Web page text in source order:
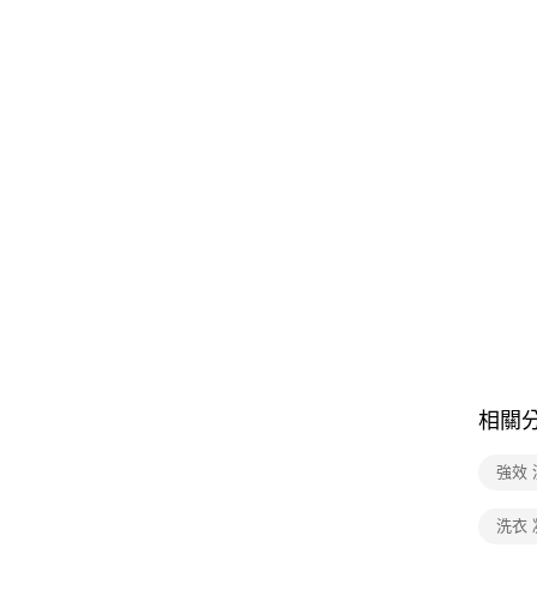
相關
強效
洗衣